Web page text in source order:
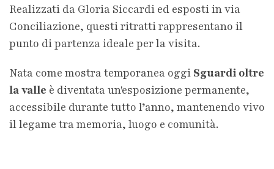
Realizzati da Gloria Siccardi ed esposti in via
Conciliazione, questi ritratti rappresentano il
punto di partenza ideale per la visita.
Nata come mostra temporanea oggi Sguardi oltre
la valle è diventata un'esposizione permanente,
accessibile durante tutto l’anno, mantenendo vivo
il legame tra memoria, luogo e comunità.